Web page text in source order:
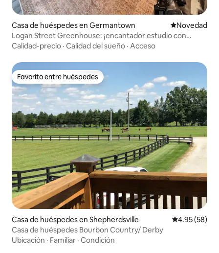
Casa de huéspedes en Germantown Lugar para
Novedad
Logan Street Greenhouse: ¡encantador estudio con
garaje!
Calidad-precio · Calidad del sueño · Acceso
Favorito entre huéspedes
Favorito entre huéspedes
Casa de huéspedes en Shepherdsville Calificación
4.95 (58)
Casa de huéspedes Bourbon Country/ Derby
Ubicación · Familiar · Condición